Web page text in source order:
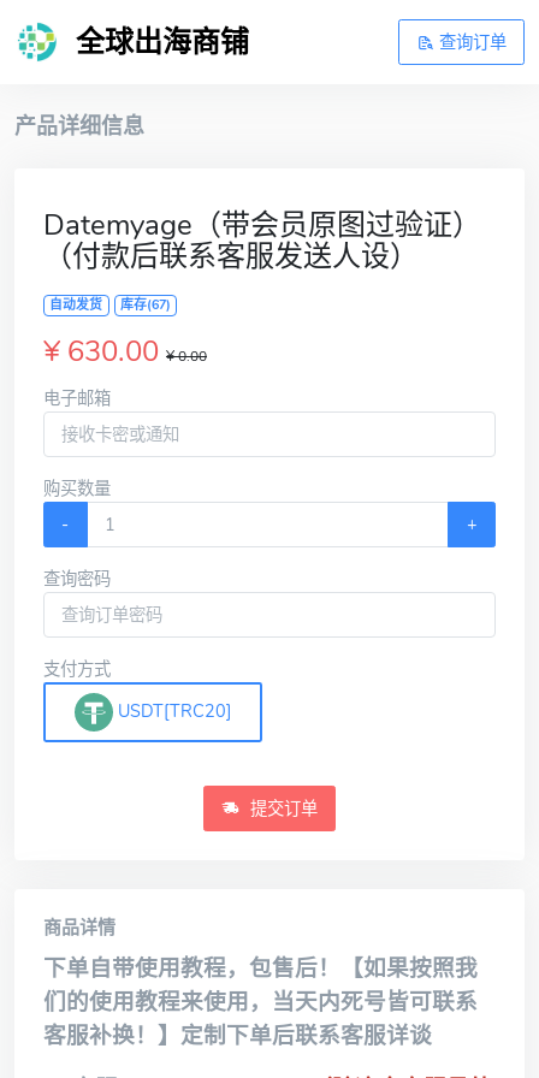
全球出海商铺 查询订单
产品详细信息
Datemyage（带会员原图过验证）
（付款后联系客服发送人设）
自动发货 库存(67)
¥ 630.00 ¥ 0.00
电子邮箱
购买数量
-
+
查询密码
支付方式
USDT[TRC20]
提交订单
商品详情
下单自带使用教程，包售后！【如果按照我
们的使用教程来使用，当天内死号皆可联系
客服补换！】定制下单后联系客服详谈